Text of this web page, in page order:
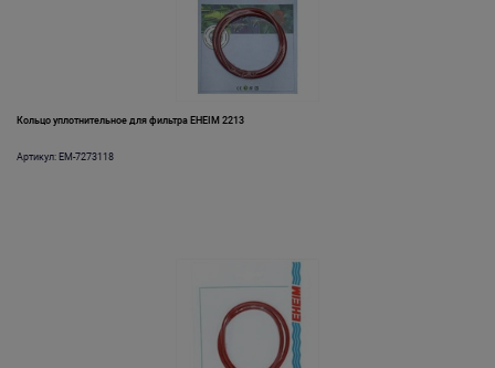
Кольцо уплотнительное для фильтра EHEIM 2213
Артикул: EM-7273118